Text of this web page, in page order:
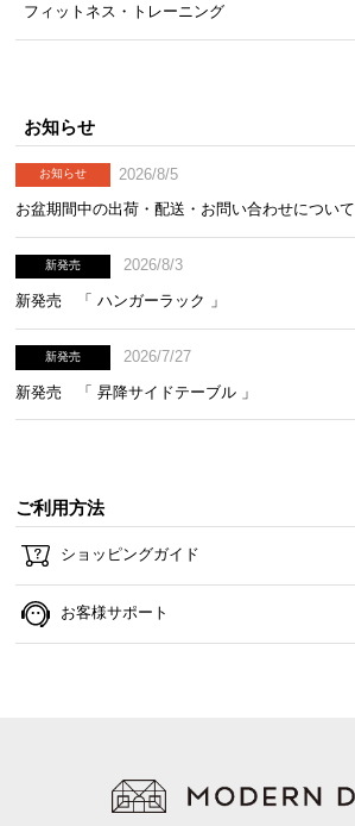
フィットネス・トレーニング
お知らせ
お知らせ
2026/8/5
お盆期間中の出荷・配送・お問い合わせについて
新発売
2026/8/3
新発売 「 ハンガーラック 」
新発売
2026/7/27
新発売 「 昇降サイドテーブル 」
ご利用方法
ショッピングガイド
お客様サポート